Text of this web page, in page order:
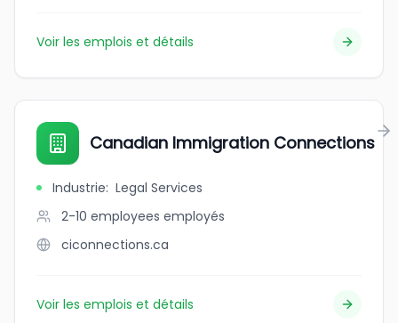
Voir les emplois et détails
Canadian Immigration Connections
Industrie: Legal Services
2-10 employees employés
ciconnections.ca
Voir les emplois et détails